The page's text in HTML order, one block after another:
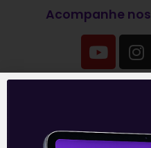
Acompanhe